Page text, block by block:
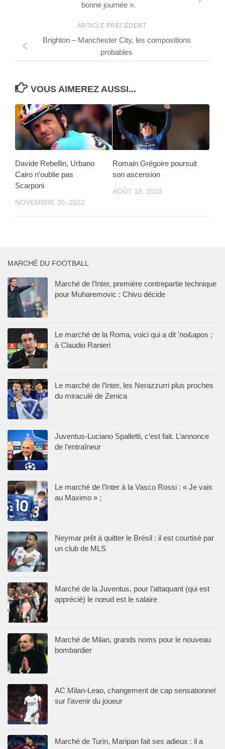
bonne journée ».
ARTICLE PRÉCÉDENT
Brighton – Manchester City, les compositions
probables
VOUS AIMEREZ AUSSI...
Davide Rebellin, Urbano
Cairo n’oublie pas
Scarponi
NOVEMBRE 30, 2022
Romain Grégoire poursuit
son ascension
AOÛT 18, 2023
MARCHÉ DU FOOTBALL
Marché de l’Inter, première contrepartie technique
pour Muharemovic : Chivu décide
Le marché de la Roma, voici qui a dit 'no&apos ;
à Claudio Ranieri
Le marché de l’Inter, les Nerazzurri plus proches
du miraculé de Zenica
Juventus-Luciano Spalletti, c’est fait. L’annonce
de l’entraîneur
Le marché de l’Inter à la Vasco Rossi : « Je vais
au Maximo » ;
Neymar prêt à quitter le Brésil : il est courtisé par
un club de MLS
Marché de la Juventus, pour l’attaquant (qui est
apprécié) le nœud est le salaire
Marché de Milan, grands noms pour le nouveau
bombardier
AC Milan-Leao, changement de cap sensationnel
sur l’avenir du joueur
Marché de Turin, Maripan fait ses adieux : il a